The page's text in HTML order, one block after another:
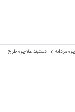
مردانه دستبند طلا چرم طرح